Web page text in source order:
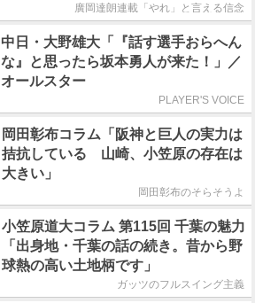
廣岡達朗連載「やれ」と言える信念
中日・大野雄大「『話す選手おらへん
な』と思ったら坂本勇人が来た！」／
オールスター
PLAYER'S VOICE
岡田彰布コラム「阪神と巨人の実力は
拮抗している 山崎、小笠原の存在は
大きい」
岡田彰布のそらそうよ
小笠原道大コラム 第115回 千葉の魅力
「出身地・千葉の話の続き。昔から野
球熱の高い土地柄です」
ガッツのフルスイング主義